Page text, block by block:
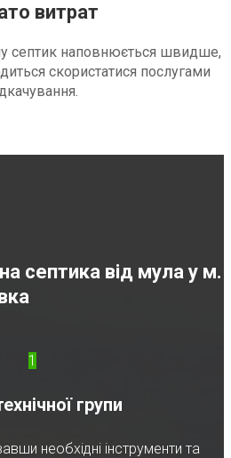
витрат
септик наповнюється швидше,
скористатися послугами
септика від мула у м.
1
групи
необхідні інструменти та